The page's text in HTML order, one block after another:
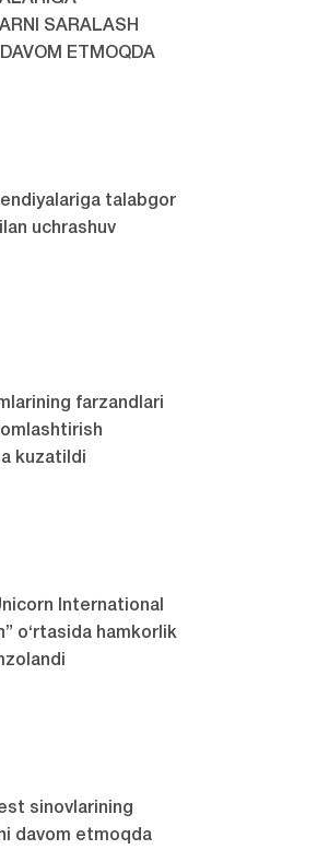
SARALASH
ETMOQDA
talabgor
uchrashuv
farzandlari
kuzatildi
International
o‘rtasida hamkorlik
sinovlarining
davom etmoqda